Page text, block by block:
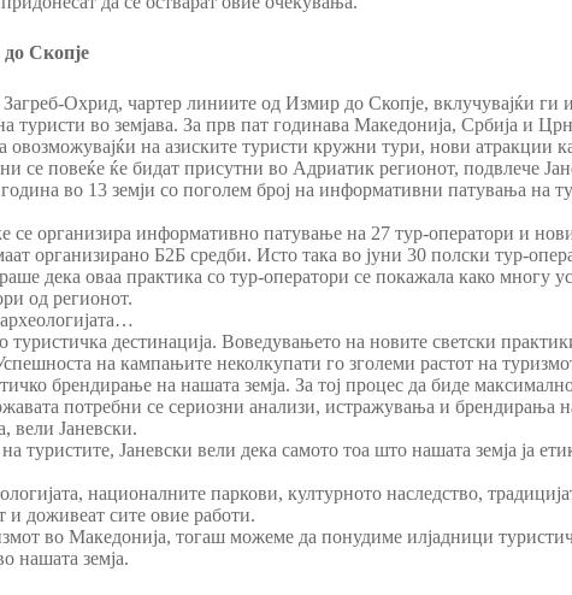
Скопје
Охрид, чартер линиите од Измир до Скопје, вклучувајќи ги и
во земјава. За прв пат годинава Македонија, Србија и
на азиските туристи кружни тури, нови атракции
се повеќе ќе бидат присутни во Адриатик регионот, подвлече
во 13 земји со поголем број на информативни патувања на
се организира информативно патување на 27 тур-оператори и
организирано Б2Б средби. Исто така во јуни 30 полски тур-
дека оваа практика со тур-оператори се покажала како многу
од регионот.
дестинација. Воведувањето на новите светски
на кампањите неколкупати го зголеми растот на
брендирање на нашата земја. За тој процес да биде
потребни се сериозни анализи, истражувања и брендирања
вели Јаневски.
Јаневски вели дека самото тоа што нашата земја ја
националните паркови, културното наследство,
и доживеат сите овие работи.
во Македонија, тогаш можеме да понудиме илјадници
нашата земја.